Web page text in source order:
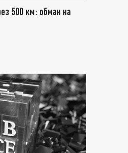
500 км: обман на